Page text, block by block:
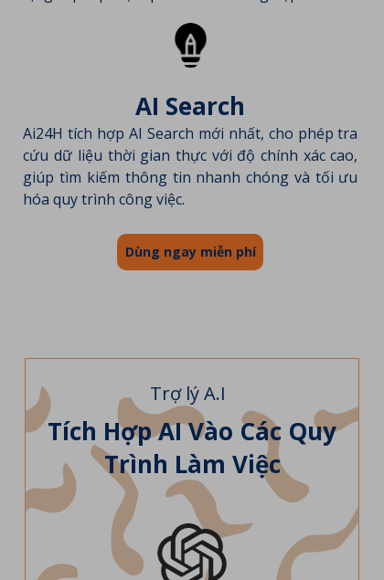
Dùng ngay miễn phí
AI Search
Ai24H tích hợp AI Search mới nhất, cho phép tra
cứu dữ liệu thời gian thực với độ chính xác cao,
giúp tìm kiếm thông tin nhanh chóng và tối ưu
hóa quy trình công việc.
Tích Hợp AI Vào Các Quy
Trình Làm Việc
Trợ lý A.I